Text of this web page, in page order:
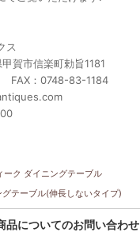
ス
賀市信楽町勅旨1181
FAX：0748-83-1184
ーク ダイニングテーブル
テーブル(伸長しないタイプ)
品についてのお問い合わせ